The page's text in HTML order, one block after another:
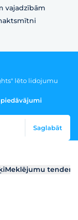
vajadzībām
lēto lidojumu
Saglabāt
Meklējumu